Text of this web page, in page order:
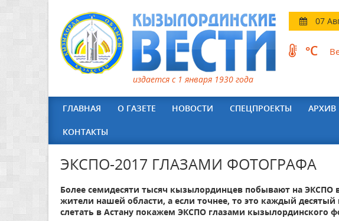
издается с 1 января 1930 года
07
°C
ГЛАВНАЯ О ГАЗЕТЕ НОВОСТИ СПЕЦПРОЕКТЫ АРХИВ
КОНТАКТЫ
ЭКСПО-2017 ГЛАЗАМИ ФОТОГРАФА
Более семидесяти тысяч кызылординцев побывают на ЭКСПО
жители нашей области, а если точнее, то это каждый
слетать в Астану покажем ЭКСПО глазами кызылординского